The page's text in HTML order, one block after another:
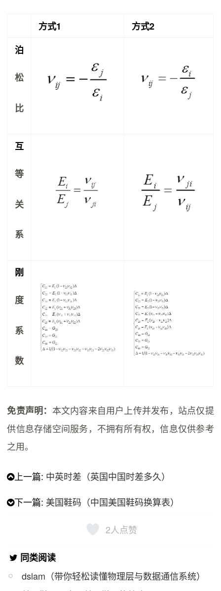
方式1
方式2
泊
松
比
互
等
关
系
刚
度
系
数
免责声明： 本文内容来自用户上传并发布，站点仅提
供信息存储空间服务，不拥有所有权，信息仅供参考
之用。
上一篇: 中英时差（英国中国时差多久）
下一篇: 美国鞋码（中国美国鞋码换算表）
2人点赞
同类阅读
dslam（带你轻松读懂物理层与数据通信系统）